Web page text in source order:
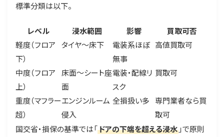
標準分類は以下。
レベル 浸水範囲 影響
買取可否
軽度（フロア
下）
タイヤ〜床下
電装系ほぼ
無事
高値買取可
中度（フロア
上）
床面〜シート座
面
電装・配線リ
スク
買取可
重度（マフラー
超）
エンジンルーム
侵入
全損扱い多
専門業者なら買
取可
国交省・損保の基準では「ドアの下端を超える浸水 」で原則